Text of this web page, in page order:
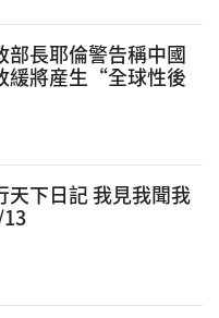
部長耶倫警告稱中國
緩將産生“全球性後
天下日記 我見我聞我